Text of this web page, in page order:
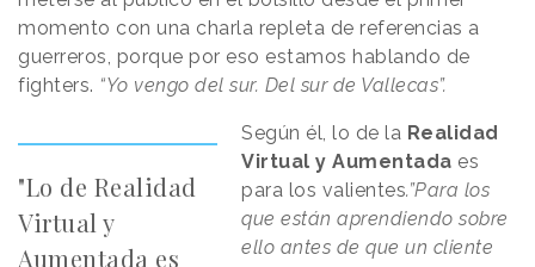
momento con una charla repleta de referencias a
guerreros, porque por eso estamos hablando de
fighters. “Yo vengo del sur. Del sur de Vallecas”.
"Lo de Realidad
Virtual y
Aumentada es
Según él, lo de la Realidad
Virtual y Aumentada es
para los valientes.”Para los
que están aprendiendo sobre
ello antes de que un cliente